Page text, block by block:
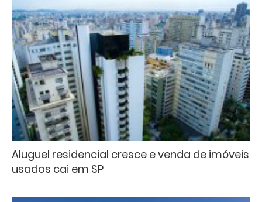
Aluguel residencial cresce e venda de imóveis
usados cai em SP